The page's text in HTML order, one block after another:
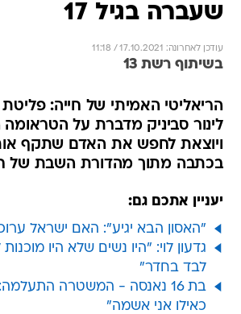
שעברה בגיל 17
עודכן לאחרונה: 17.10.2021 / 11:18
בשיתוף רשת 13
הריאליטי האמיתי של חייה:
לינור סביניק מדברת על הטראומה
ויוצאת לחפש את האדם שתקף
בכתבה מתוך מהדורת השבת של
יעניין אתכם גם:
"האסון הבא יגיע": האם ישראל
גדעון לוי: "היו נשים שלא היו
לבד בחדר"
בת 16 נאנסה - המשטרה
כאילו אני אשמה"